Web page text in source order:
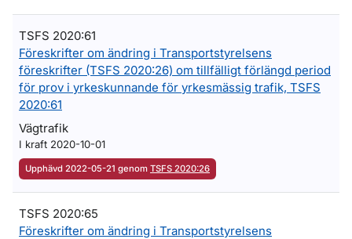
TSFS 2020:61
Föreskrifter om ändring i Transportstyrelsens
föreskrifter (TSFS 2020:26) om tillfälligt förlängd period
för prov i yrkeskunnande för yrkesmässig trafik, TSFS
2020:61
Vägtrafik
I kraft 2020-10-01
Upphävd 2022-05-21 genom TSFS 2020:26
TSFS 2020:65
Föreskrifter om ändring i Transportstyrelsens